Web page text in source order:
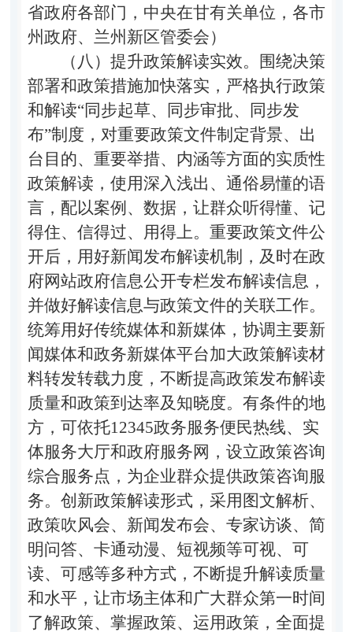
省政府各部门，中央在甘有关单位，各市
州政府、兰州新区管委会）
（八）提升政策解读实效。
围绕决策
部署和政策措施加快落实，严格执行政策
和解读“同步起草、同步审批、同步发
布”制度，对重要政策文件制定背景、出
台目的、重要举措、内涵等方面的实质性
政策解读，使用深入浅出、通俗易懂的语
言，配以案例、数据，让群众听得懂、记
得住、信得过、用得上。重要政策文件公
开后，用好新闻发布解读机制，及时在政
府网站政府信息公开专栏发布解读信息，
并做好解读信息与政策文件的关联工作。
统筹用好传统媒体和新媒体，协调主要新
闻媒体和政务新媒体平台加大政策解读材
料转发转载力度，不断提高政策发布解读
质量和政策到达率及知晓度。有条件的地
方，可依托12345政务服务便民热线、实
体服务大厅和政府服务网，设立政策咨询
综合服务点，为企业群众提供政策咨询服
务。创新政策解读形式，采用图文解析、
政策吹风会、新闻发布会、专家访谈、简
明问答、卡通动漫、短视频等可视、可
读、可感等多种方式，不断提升解读质量
和水平，让市场主体和广大群众第一时间
了解政策、掌握政策、运用政策，全面提